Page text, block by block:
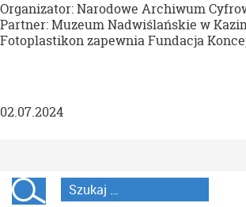
Organizator: Narodowe Archiwum
Partner: Muzeum Nadwiślańskie w
Fotoplastikon zapewnia Fundacja
02.07.2024